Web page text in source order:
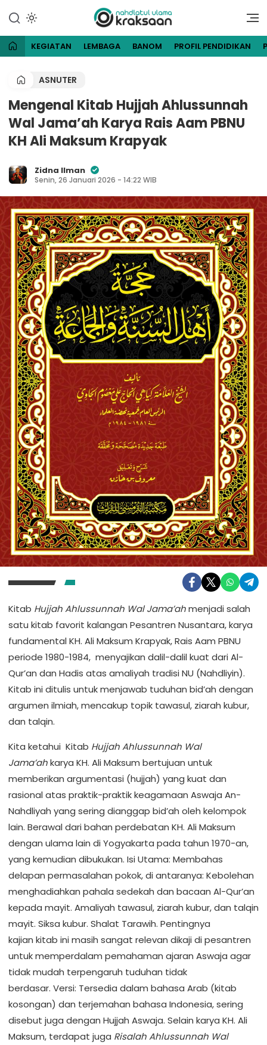
konten
NU Kraksaan
Website Resmi Pengurus
Kraksaan
KEGIATAN LEMBAGA BANOM PROFIL PENDIDIKAN
ASNUTER
Mengenal Kitab Hujjah Ahlussunnah
Wal Jama’ah Karya Rais Aam PBNU
KH Ali Maksum Krapyak
Zidna Ilman
Senin, 26 Januari 2026 - 14:22 WIB
Kitab Hujjah Ahlussunnah Wal Jama’ahmenjadi salah
satu kitab favorit kalangan Pesantren Nusantara, karya
fundamental KH. Ali Maksum Krapyak, Rais Aam PBNU
periode 1980-1984, menyajikan dalil-dalil kuat dari Al-
Qur’an dan Hadis atas amaliyah tradisi NU (Nahdliyin).
Kitab ini ditulis untuk menjawab tuduhan bid’ah dengan
argumen ilmiah, mencakup topik tawasul, ziarah kubur,
dan talqin.
Kita ketahui Kitab Hujjah Ahlussunnah Wal
Jama’ahkarya KH. Ali Maksum bertujuan untuk
memberikan argumentasi (hujjah) yang kuat dan
rasional atas praktik-praktik keagamaan Aswaja An-
Nahdliyah yang sering dianggap bid’ah oleh kelompok
lain. Berawal dari bahan perdebatan KH. Ali Maksum
dengan ulama lain di Yogyakarta pada tahun 1970-an,
yang kemudian dibukukan. Isi Utama: Membahas
delapan permasalahan pokok, di antaranya: Kebolehan
menghadiahkan pahala sedekah dan bacaan Al-Qur’an
kepada mayit. Amaliyah tawasul, ziarah kubur, dan talqin
mayit. Siksa kubur. Shalat Tarawih. Pentingnya
kajian kitab ini masih sangat relevan dikaji di pesantren
untuk memperdalam pemahaman ajaran Aswaja agar
tidak mudah terpengaruh tuduhan tidak
berdasar. Versi: Tersedia dalam bahasa Arab (kitab
kosongan) dan terjemahan bahasa Indonesia, sering
disebut juga dengan Hujjah Aswaja. Selain karya KH. Ali
Maksum, terdapat juga Risalah Ahlussunnah Wal